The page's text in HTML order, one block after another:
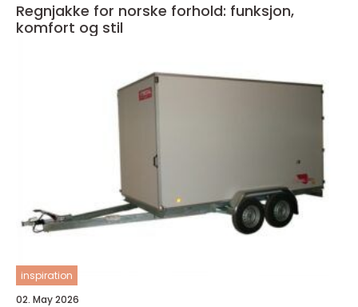
Regnjakke for norske forhold: funksjon,
komfort og stil
inspiration
02. May 2026